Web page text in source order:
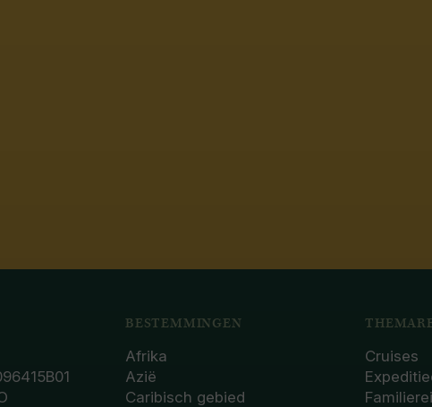
BESTEMMINGEN
Afrika
Azië
Caribisch gebied
Cruises